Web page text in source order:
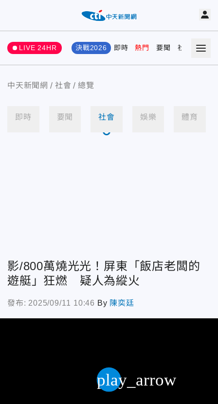
LIVE 24HR 決戰2026 即時 熱門 要聞 社會 娛樂
中天新聞網 社會 總覽
即時 要聞 社會 娛樂 體育
影/800萬燒光光！屏東「飯店老闆的
遊艇」狂燃 疑人為縱火
發布: 2025/09/11 10:46 By 陳奕廷
play_arrow